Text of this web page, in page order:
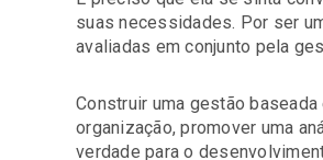
suas necessidades. Por ser
avaliadas em conjunto pela
Construir uma gestão
organização, promover uma
verdade para o